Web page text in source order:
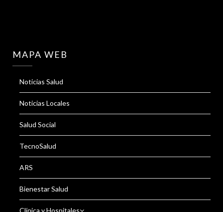
MAPA WEB
Noticias Salud
Noticias Locales
Salud Social
TecnoSalud
ARS
Bienestar Salud